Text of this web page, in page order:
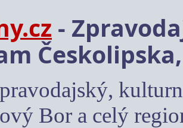
-
Bor a celý